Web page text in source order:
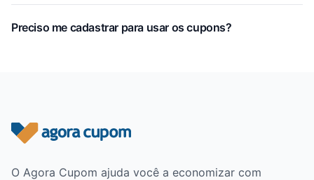
Preciso me cadastrar para usar os cupons?
Rodapé do site
O Agora Cupom ajuda você a economizar com